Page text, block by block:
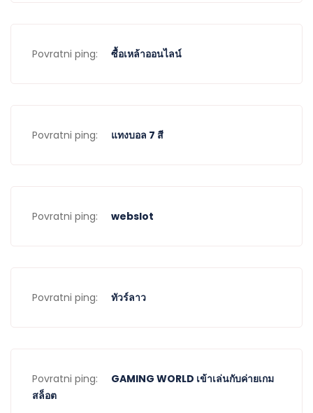
Povratni ping: ซื้อเหล้าออนไลน์
Povratni ping: แทงบอล 7 สี
Povratni ping: webslot
Povratni ping: ทัวร์ลาว
Povratni ping:
GAMING WORLD เข้าเล่นกับค่ายเกม
สล็อต